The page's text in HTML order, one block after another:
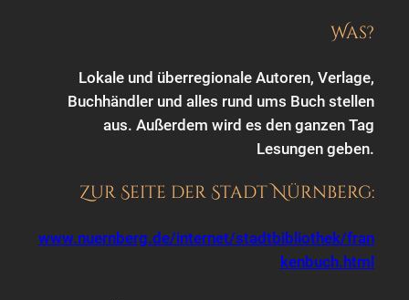
Was?
Lokale und überregionale Autoren, Verlage,
Buchhändler und alles rund ums Buch stellen
aus. Außerdem wird es den ganzen Tag
Lesungen geben.
Zur Seite der Stadt Nürnberg:
www.nuernberg.de/internet/stadtbibliothek/fran
kenbuch.html